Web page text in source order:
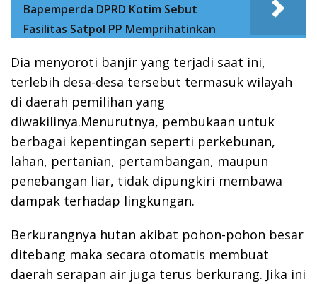
Bapemperda DPRD Kotim Sebut
Fasilitas Satpol PP Memprihatinkan
Dia menyoroti banjir yang terjadi saat ini,
terlebih desa-desa tersebut termasuk wilayah
di daerah pemilihan yang
diwakilinya.Menurutnya, pembukaan untuk
berbagai kepentingan seperti perkebunan,
lahan, pertanian, pertambangan, maupun
penebangan liar, tidak dipungkiri membawa
dampak terhadap lingkungan.
Berkurangnya hutan akibat pohon-pohon besar
ditebang maka secara otomatis membuat
daerah serapan air juga terus berkurang. Jika ini